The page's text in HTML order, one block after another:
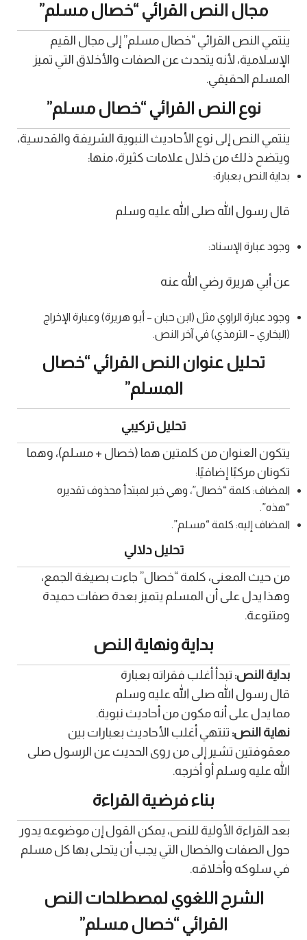
مجال النص القرائي “خصال مسلم”
ينتمي النص القرائي “خصال مسلم” إلى مجال القيم
الإسلامية، لأنه يتحدث عن الصفات والأخلاق التي تميز
المسلم الحقيقي.
نوع النص القرائي “خصال مسلم”
ينتمي النص إلى نوع الأحاديث النبوية الشريفة والقدسية،
ويتضح ذلك من خلال علامات كثيرة، منها:
بداية النص بعبارة:
قال رسول الله صلى الله عليه وسلم
وجود عبارة الإسناد:
عن أبي هريرة رضي الله عنه
وجود عبارة الراوي مثل (ابن حبان – أبو هريرة) وعبارة الإخراج
(البخاري – الترمذي) في آخر النص.
تحليل عنوان النص القرائي “خصال
المسلم”
تحليل تركيبي
يتكون العنوان من كلمتين هما (خصال + مسلم)، وهما
تكونان مركبًا إضافيًا:
المضاف: كلمة “خصال”، وهي خبر لمبتدأ محذوف تقديره
“هذه”.
المضاف إليه: كلمة “مسلم”.
تحليل دلالي
من حيث المعنى، كلمة “خصال” جاءت بصيغة الجمع،
وهذا يدل على أن المسلم يتميز بعدة صفات حميدة
ومتنوعة.
بداية ونهاية النص
بداية النص: تبدأ أغلب فقراته بعبارة
قال رسول الله صلى الله عليه وسلم
مما يدل على أنه مكون من أحاديث نبوية.
نهاية النص: تنتهي أغلب الأحاديث بعبارات بين
معقوفتين تشير إلى من روى الحديث عن الرسول صلى
الله عليه وسلم أو أخرجه.
بناء فرضية القراءة
بعد القراءة الأولية للنص، يمكن القول إن موضوعه يدور
حول الصفات والخصال التي يجب أن يتحلى بها كل مسلم
في سلوكه وأخلاقه.
الشرح اللغوي لمصطلحات النص
القرائي “خصال مسلم”